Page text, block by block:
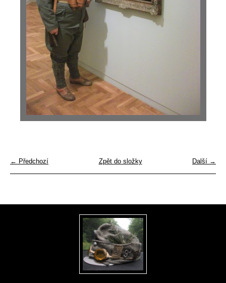
← Předchozí Další →
Zpět do složky